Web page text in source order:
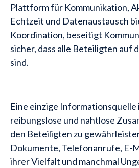
Plattform für Kommunikation,
Echtzeit und Datenaustausch
Koordination, beseitigt
sicher, dass alle Beteiligten auf
sind.
Eine einzige Informationsquelle
reibungslose und nahtlose
den Beteiligten zu
Dokumente, Telefonanrufe, E-
ihrer Vielfalt und manchmal